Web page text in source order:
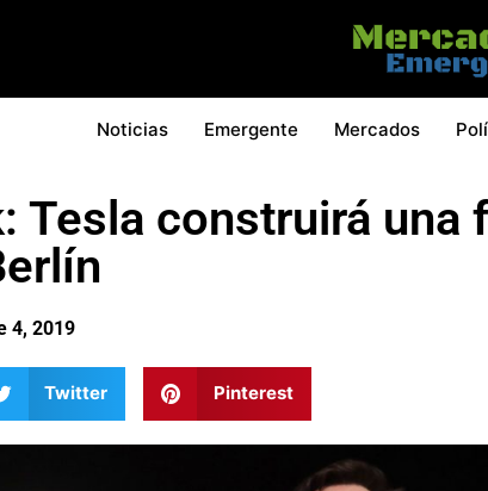
Noticias Emergente Mercados
Tesla construirá una
4, 2019
Twitter Pinterest